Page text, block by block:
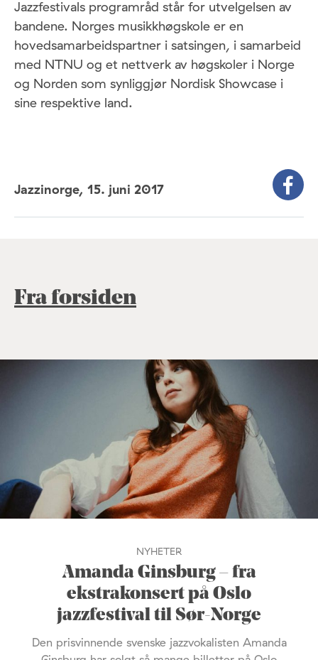
Jazzfestivals programråd står for utvelgelsen av
bandene. Norges musikkhøgskole er en
hovedsamarbeidspartner i satsingen, i samarbeid
med NTNU og et nettverk av høgskoler i Norge
og Norden som synliggjør Nordisk Showcase i
sine respektive land.
Jazzinorge, 15. juni 2017
Fra forsiden
NYHETER
Amanda Ginsburg – fra
ekstrakonsert på Oslo
jazzfestival til Sør-Norge
Den prisvinnende svenske jazzvokalisten Amanda